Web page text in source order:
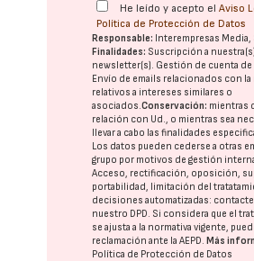
He leído y acepto elAviso
Política de Protección de Datos
Responsable: Interempresas Media,
Finalidades: Suscripción a nuestra(s)
newsletter(s). Gestión de cuenta de
Envío de emails relacionados con la
relativos a intereses similares o
asociados.Conservación: mientras
relación con Ud., o mientras sea
llevar a cabo las finalidades
Los datos pueden cederse a otras
grupo por motivos de gestión
Acceso, rectificación, oposición,
portabilidad, limitación del
decisiones automatizadas:
nuestro DPD. Si considera que el
se ajusta a la normativa vigente,
reclamación ante laAEPD.Más
Política de Protección de Datos